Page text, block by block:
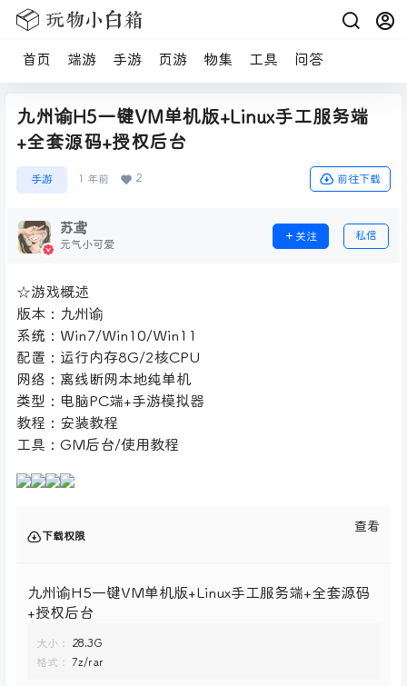
首页 端游 手游 页游 物集 工具 问答
九州谕H5一键VM单机版+Linux手工服务端
+全套源码+授权后台
手游 1 年前 2 前往下载
苏鸢
元气小可爱
关注 私信
☆游戏概述
版本：九州谕
系统：Win7/Win10/Win11
配置：运行内存8G/2核CPU
网络：离线断网本地纯单机
类型：电脑PC端+手游模拟器
教程：安装教程
工具：GM后台/使用教程
下载权限
查看
九州谕H5一键VM单机版+Linux手工服务端+全套源码
+授权后台
大小：
28.3G
格式：
7z/rar